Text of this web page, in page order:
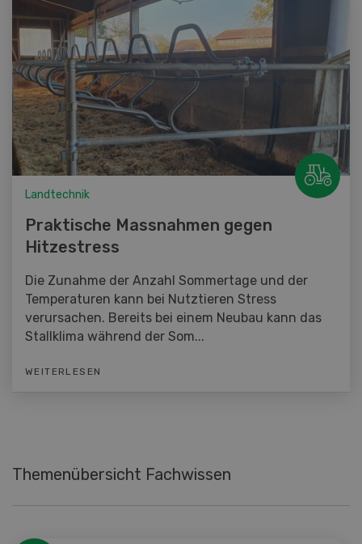
Landtechnik
Praktische Massnahmen gegen
Hitzestress
Die Zunahme der Anzahl Sommertage und der
Temperaturen kann bei Nutztieren Stress
verursachen. Bereits bei einem Neubau kann das
Stallklima während der Som...
WEITERLESEN
Themenübersicht Fachwissen